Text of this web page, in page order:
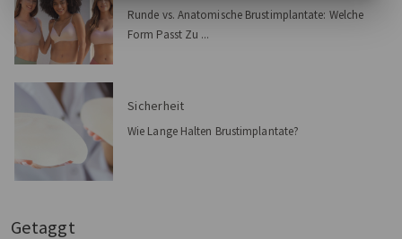
Runde vs. Anatomische Brustimplantate: Welche
Form Passt Zu ...
Sicherheit
Wie Lange Halten Brustimplantate?
Getaggt